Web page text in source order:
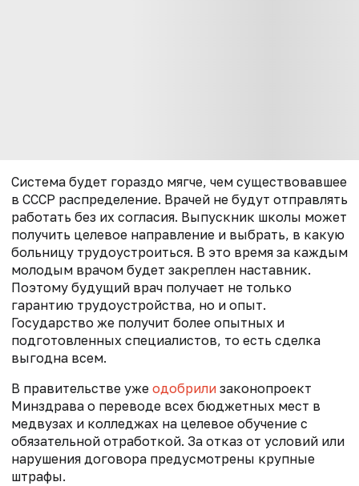
Система будет гораздо мягче, чем существовавшее
в СССР распределение. Врачей не будут отправлять
работать без их согласия. Выпускник школы может
получить целевое направление и выбрать, в какую
больницу трудоустроиться. В это время за каждым
молодым врачом будет закреплен наставник.
Поэтому будущий врач получает не только
гарантию трудоустройства, но и опыт.
Государство же получит более опытных и
подготовленных специалистов, то есть сделка
выгодна всем.
В правительстве уже одобрили законопроект
Минздрава о переводе всех бюджетных мест в
медвузах и колледжах на целевое обучение с
обязательной отработкой. За отказ от условий или
нарушения договора предусмотрены крупные
штрафы.